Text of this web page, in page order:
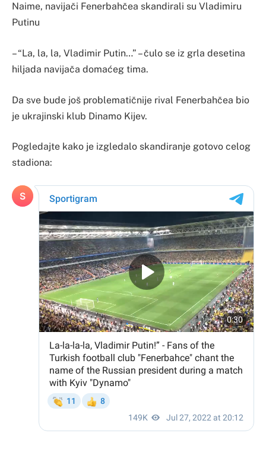
Naime, navijači Fenerbahčea skandirali su Vladimiru
Putinu
– “La, la, la, Vladimir Putin…” – čulo se iz grla desetina
hiljada navijača domaćeg tima.
Da sve bude još problematičnije rival Fenerbahčea bio
je ukrajinski klub Dinamo Kijev.
Pogledajte kako je izgledalo skandiranje gotovo celog
stadiona: